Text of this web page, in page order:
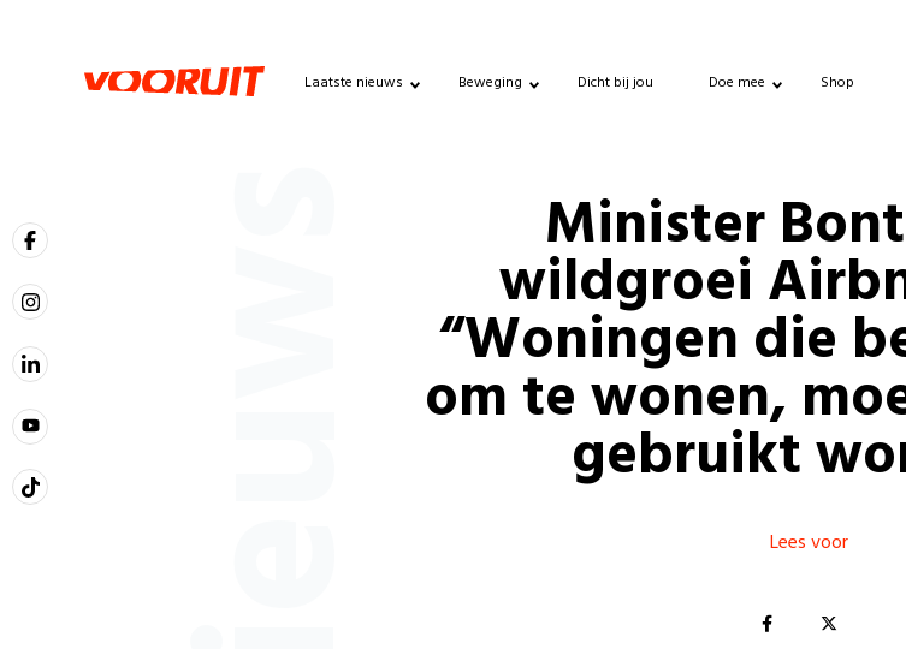
Laatste nieuws Beweging Dicht bij jou Doe mee Shop
Nieuws Minister
wildgroei
“Woningen die
om te wonen,
gebruikt
Lees voor